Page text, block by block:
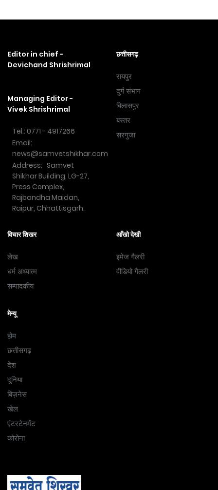
Editor in chief -
Devichand Shrishrimal
Managing Editor -
Vivek Shrishrimal
Tel.: 0771 - 4917266
Email:
news@samvetshikhar.com
Address: Samvet
Shikhar Building, LG-27,
Press Complex,
Rajbandha Maidan,
Raipur, Chhattisgarh.
छत्तीसगढ़
रायपुर
दुर्ग संभाग
बिलासपुर
बस्तर
सरगुजा
विचार शिखर
लेख
धर्म अध्यात्म
सम्पादकीय
आँखो देखी
इमेज गैलरी
वीडियो गैलरी
मेन्यू
होम
छत्तीसगढ़
देश
दुनिया
बिज़नेस
खेल
एंटरटेनमेंट
कोरोना